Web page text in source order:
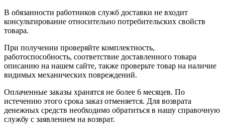
В обязанности работников служб доставки не входит
консультирование относительно потребительских свойств
товара.
При получении проверяйте комплектность,
работоспособность, соответствие доставленного товара
описанию на нашем сайте, также проверьте товар на наличие
видимых механических повреждений.
Оплаченные заказы хранятся не более 6 месяцев. По
истечению этого срока заказ отменяется. Для возврата
денежных средств необходимо обратиться в нашу справочную
службу с заявлением на возврат.